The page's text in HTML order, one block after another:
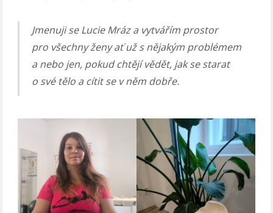
Jmenuji se Lucie Mráz a vytvářím prostor
pro všechny ženy ať už s nějakým problémem
a nebo jen, pokud chtějí vědět, jak se starat
o své tělo a cítit se v něm dobře.